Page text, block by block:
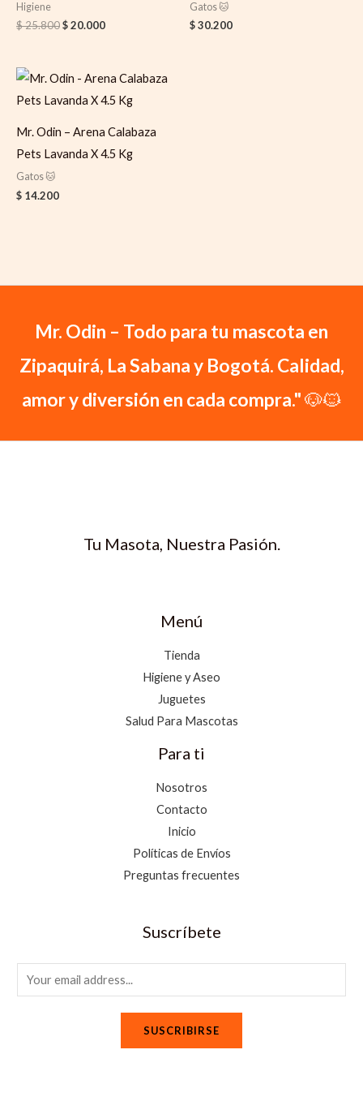
Higiene
$25.800$20.000
Gatos 🐱
$30.200
Mr. Odin – Arena Calabaza
Pets Lavanda X 4.5 Kg
Gatos 🐱
$ 14.200
Mr. Odin – Todo para tu mascota en
Zipaquirá, La Sabana y Bogotá. Calidad,
amor y diversión en cada compra."🐶🐱
Tu Masota, Nuestra Pasión.
Menú
Tienda
Higiene y Aseo
Juguetes
Salud Para Mascotas
Para ti
Nosotros
Contacto
Inicio
Políticas de Envíos
Preguntas frecuentes
Suscríbete
m
SUSCRIBIRSE